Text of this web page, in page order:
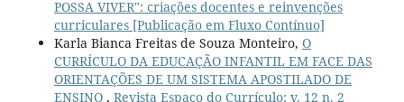
POSSA VIVER": criações docentes e reinvenções
curriculares [Publicação em Fluxo Contínuo]
Karla Bianca Freitas de Souza Monteiro, O
CURRÍCULO DA EDUCAÇÃO INFANTIL EM FACE DAS
ORIENTAÇÕES DE UM SISTEMA APOSTILADO DE
ENSINO , Revista Espaço do Currículo: v. 12 n. 2